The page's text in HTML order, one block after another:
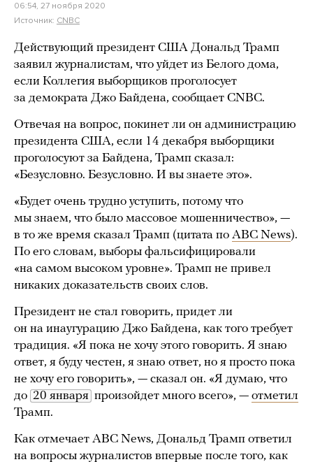
06:54, 27 ноября 2020
Источник: CNBC
Действующий президент США Дональд Трамп
заявил журналистам, что уйдет из Белого дома,
если Коллегия выборщиков проголосует
за демократа Джо Байдена, сообщает CNBC.
Отвечая на вопрос, покинет ли он администрацию
президента США, если 14 декабря выборщики
проголосуют за Байдена, Трамп сказал:
«Безусловно. Безусловно. И вы знаете это».
«Будет очень трудно уступить, потому что
мы знаем, что было массовое мошенничество», —
в то же время сказал Трамп (цитата по ABC News).
По его словам, выборы фальсифицировали
«на самом высоком уровне». Трамп не привел
никаких доказательств своих слов.
Президент не стал говорить, придет ли
он на инаугурацию Джо Байдена, как того требует
традиция. «Я пока не хочу этого говорить. Я знаю
ответ, я буду честен, я знаю ответ, но я просто пока
не хочу его говорить», — сказал он. «Я думаю, что
до 20 января произойдет много всего», — отметил
Трамп.
Как отмечает ABC News, Дональд Трамп ответил
на вопросы журналистов впервые после того, как